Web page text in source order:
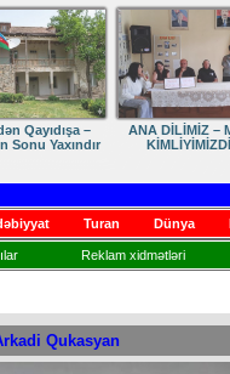
Qayıdışa –
Sonu Yaxındır
ANA DİLİMİZ –
Turan Dünya
Reklam xidmətləri
Qukasyan